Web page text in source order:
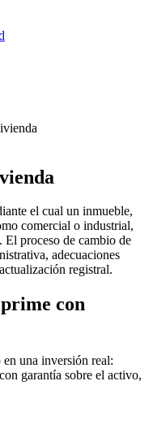
el cual un inmueble,
comercial o industrial,
El proceso de cambio de
adecuaciones
registral.
con
una inversión real:
garantía sobre el activo,